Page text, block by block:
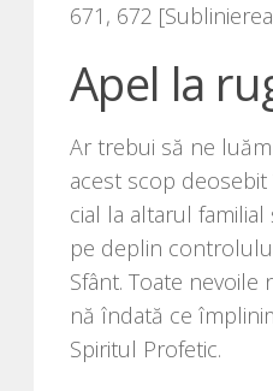
671, 672
Apel la
Ar tre­bui să ne
acest scop
cial la alta­rul
pe deplin
Sfânt. Toate
nă înda­tă ce
Spiritul Profetic.